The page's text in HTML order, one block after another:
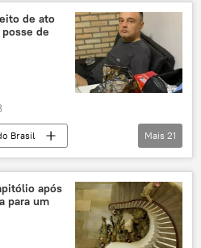
Ocidente
de ato
de
Brasil
cerimônia de posse
Inácio Lula da Silva
(PT)
Mais 21
após
para um